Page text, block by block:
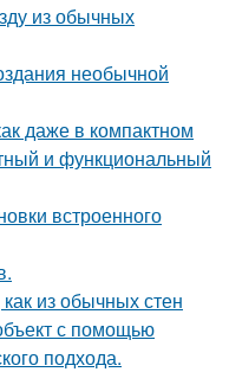
из обычных
необычной
даже в компактном
и функциональный
встроенного
из обычных стен
с помощью
подхода.